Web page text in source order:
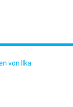
von Ilka